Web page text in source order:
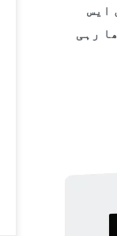
ایس
رہی